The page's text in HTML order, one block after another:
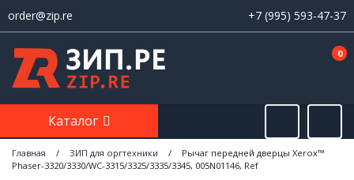
order@zip.re +7 (995) 593-47-37
0
Каталог
Главная / ЗИП для оргтехники /
Рычаг передней дверцы Xerox™
Phaser-3320/3330/WC-3315/3325/3335/3345, 005N01146, Ref